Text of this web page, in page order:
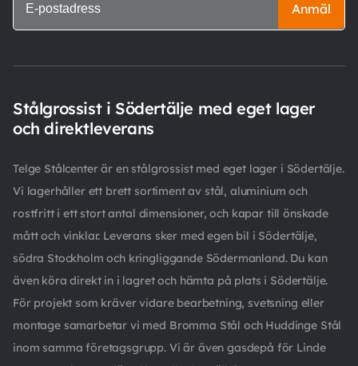
Anmäl
Stålgrossist i Södertälje med eget lager
och direktleverans
Telge Stålcenter är en stålgrossist med eget lager i Södertälje.
Vi lagerhåller ett brett sortiment av stål, aluminium och
rostfritt i ett stort antal dimensioner, och kapar till önskade
mått och vinklar. Leverans sker med egen bil i Södertälje,
södra Stockholm och kringliggande Södermanland. Du kan
även köra direkt in i lagret och hämta på plats i Södertälje.
För projekt som kräver vidare bearbetning, svetsning eller
montage samarbetar vi med Bromma Stål och Huddinge Stål
inom samma företagsgrupp. Vi är även gasdepå för Linde